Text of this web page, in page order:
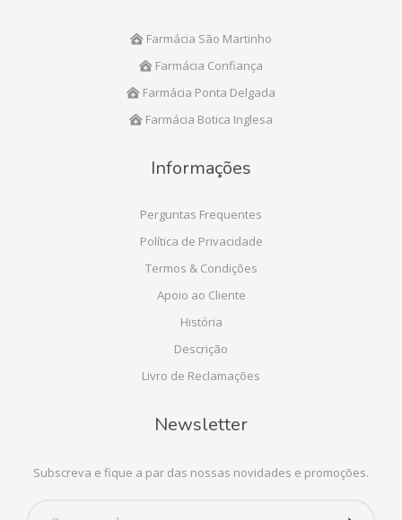
Farmácia São Martinho
Farmácia Confiança
Farmácia Ponta Delgada
Farmácia Botica Inglesa
Informações
Perguntas Frequentes
Política de Privacidade
Termos & Condições
Apoio ao Cliente
História
Descrição
Livro de Reclamações
Newsletter
Subscreva e fique a par das nossas novidades e promoções.